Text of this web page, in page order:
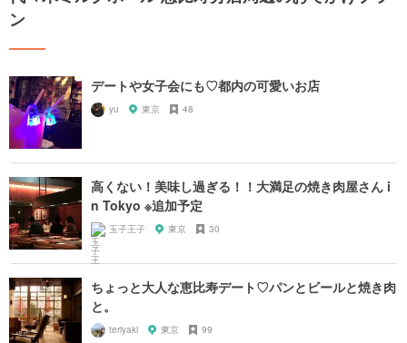
ン
デートや女子会にも♡都内の可愛いお店
yu 東京 48
高くない！美味し過ぎる！！大満足の焼き肉屋さん i
n Tokyo ※追加予定
玉子王子 東京 30
ちょっと大人な恵比寿デート♡パンとビールと焼き肉
と。
teriyaki 東京 99